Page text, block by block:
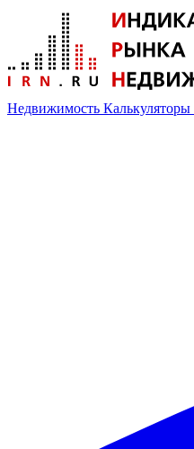
Недвижимость Калькуляторы